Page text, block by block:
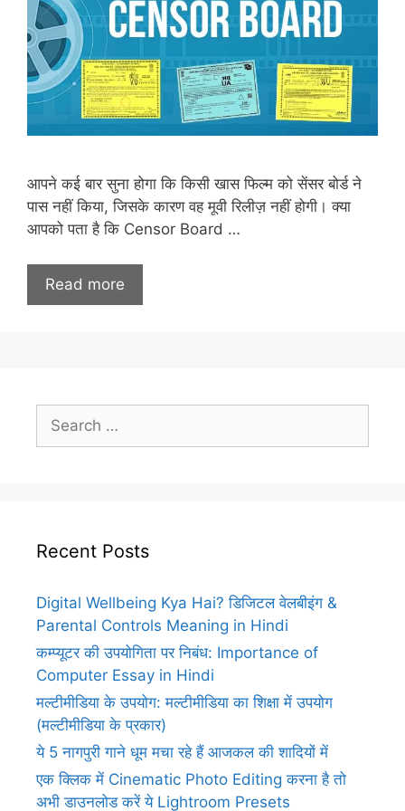
आपने कई बार सुना होगा कि किसी खास फिल्म को सेंसर बोर्ड ने
पास नहीं किया, जिसके कारण वह मूवी रिलीज़ नहीं होगी। क्या
आपको पता है कि Censor Board …
Read more
for:
Recent Posts
Digital Wellbeing Kya Hai? डिजिटल वेलबीइंग &
Parental Controls Meaning in Hindi
कम्प्यूटर की उपयोगिता पर निबंध: Importance of
Computer Essay in Hindi
मल्टीमीडिया के उपयोग: मल्टीमीडिया का शिक्षा में उपयोग
(मल्टीमीडिया के प्रकार)
ये 5 नागपुरी गाने धूम मचा रहे हैं आजकल की शादियों में
एक क्लिक में Cinematic Photo Editing करना है तो
अभी डाउनलोड करें ये Lightroom Presets